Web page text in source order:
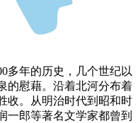
多年的历史，几个世纪以
的慰藉。沿着北河分布着
收。从明治时代到昭和时
一郎等著名文学家都曾到